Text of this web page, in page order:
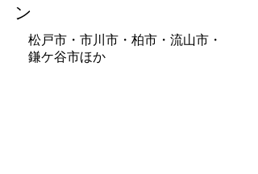
ン
松戸市・市川市・柏市・流山市・
鎌ケ谷市ほか​